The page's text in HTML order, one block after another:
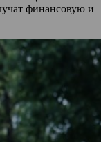
финансовую и